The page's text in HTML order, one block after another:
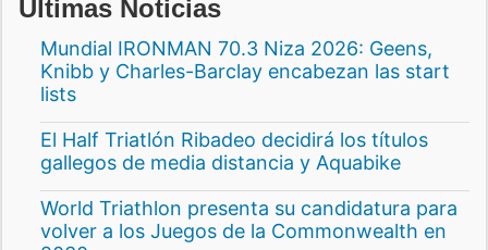
Últimas Noticias
Mundial IRONMAN 70.3 Niza 2026: Geens,
Knibb y Charles-Barclay encabezan las start
lists
El Half Triatlón Ribadeo decidirá los títulos
gallegos de media distancia y Aquabike
World Triathlon presenta su candidatura para
volver a los Juegos de la Commonwealth en